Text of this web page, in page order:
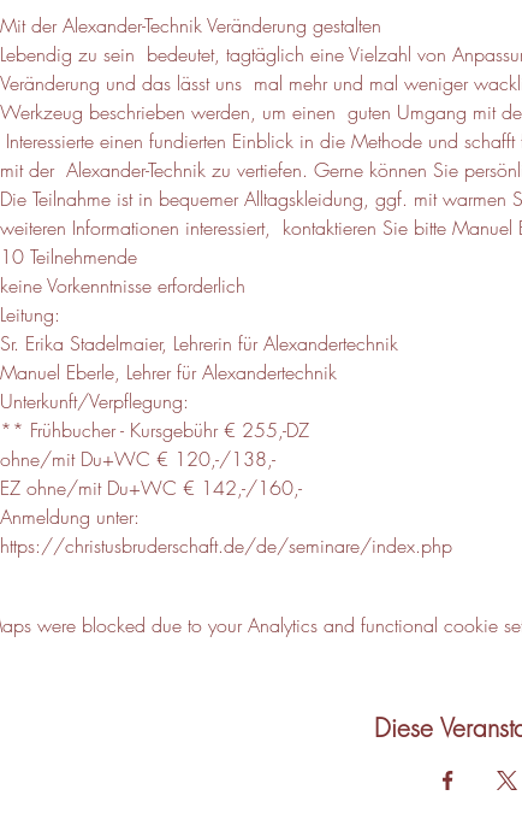
Mit der Alexander-Technik Veränderung gestalten
Lebendig zu sein  bedeutet, tagtäglich eine Vielzahl von
Veränderung und das lässt uns  mal mehr und mal weniger
Werkzeug beschrieben werden, um einen  guten Umgang mit
Interessierte einen fundierten Einblick in die Methode und
mit der  Alexander-Technik zu vertiefen. Gerne können Sie
Die Teilnahme ist in bequemer Alltagskleidung, ggf. mit warmen
weiteren Informationen interessiert,  kontaktieren Sie bitte
10 Teilnehmende
keine Vorkenntnisse erforderlich
Leitung:
Sr. Erika Stadelmaier, Lehrerin für Alexandertechnik
Manuel Eberle, Lehrer für Alexandertechnik
Unterkunft/Verpflegung:
** Frühbucher - Kursgebühr € 255,-DZ
ohne/mit Du+WC € 120,-/138,-
EZ ohne/mit Du+WC € 142,-/160,-
Anmeldung unter:
https://christusbruderschaft.de/de/seminare/index.php
were blocked due to your Analytics and functional cookie
Diese